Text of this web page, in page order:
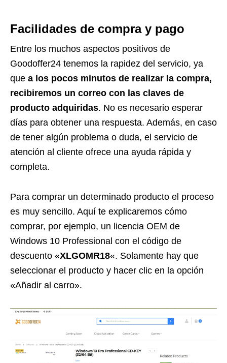
Facilidades de compra y pago
Entre los muchos aspectos positivos de
Goodoffer24 tenemos la rapidez del servicio, ya
que a los pocos minutos de realizar la compra,
recibiremos un correo con las claves de
producto adquiridas. No es necesario esperar
días para obtener una respuesta. Además, en caso
de tener algún problema o duda, el servicio de
atención al cliente ofrece una ayuda rápida y
completa.
Para comprar un determinado producto el proceso
es muy sencillo. Aquí te explicaremos cómo
comprar, por ejemplo, un licencia OEM de
Windows 10 Professional con el código de
descuento «XLGOMR18«. Solamente hay que
seleccionar el producto y hacer clic en la opción
«Añadir al carro».